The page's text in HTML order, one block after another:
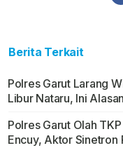
Berita Terkait
Polres Garut Larang
Libur Nataru, Ini
Polres Garut Olah
Encuy, Aktor Sinetron